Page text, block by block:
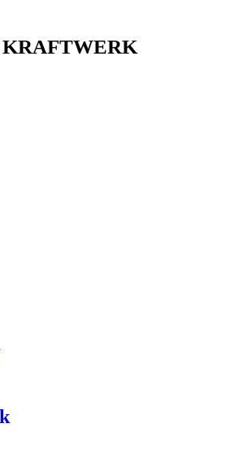
KRAFTWERK